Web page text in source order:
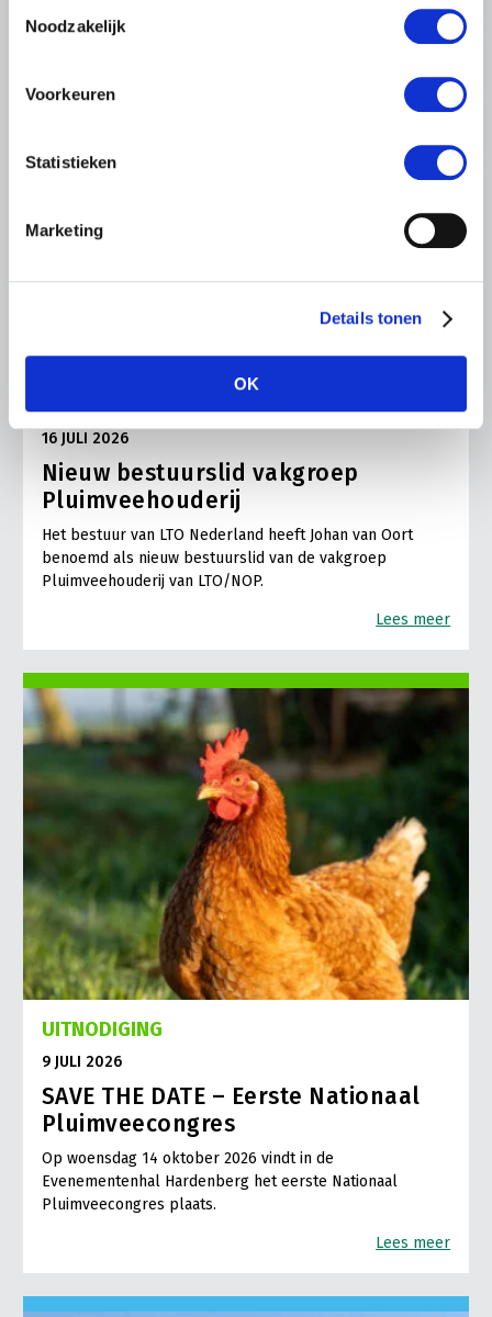
Noodzakelijk
Voorkeuren
Statistieken
Marketing
Details tonen
OK
NIEUWS
16 JULI 2026
Nieuw bestuurslid vakgroep
Pluimveehouderij
Het bestuur van LTO Nederland heeft Johan van Oort
benoemd als nieuw bestuurslid van de vakgroep
Pluimveehouderij van LTO/NOP.
Lees meer
UITNODIGING
9 JULI 2026
SAVE THE DATE – Eerste Nationaal
Pluimveecongres
Op woensdag 14 oktober 2026 vindt in de
Evenementenhal Hardenberg het eerste Nationaal
Pluimveecongres plaats.
Lees meer